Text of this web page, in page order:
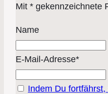
Mit * gekennzeichnete
Name
E-Mail-Adresse*
Indem Du